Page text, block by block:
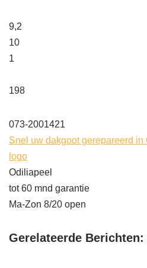
9,2
10
1
198
073-2001421
Snel uw dakgoot gerepareerd
logo
Odiliapeel
tot 60 mnd garantie
Ma-Zon 8/20 open
Gerelateerde Berichten: